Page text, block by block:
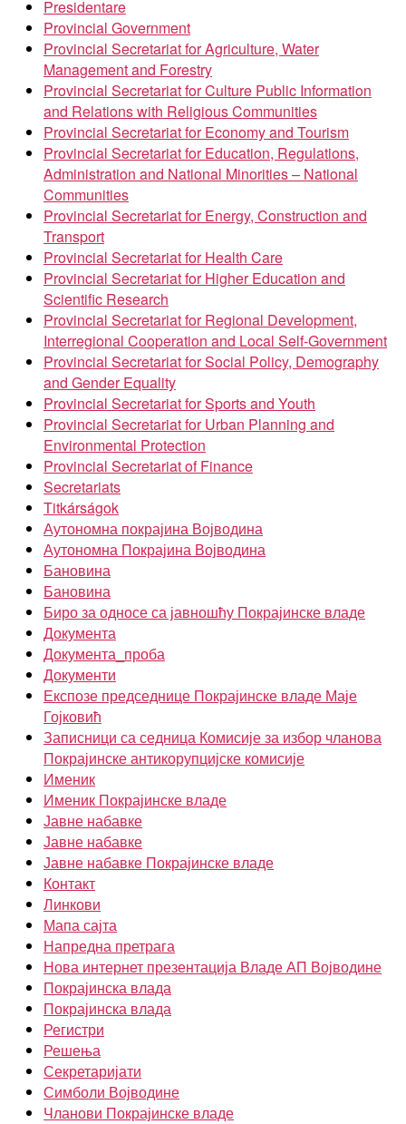
Presidentare
Provincial Government
Provincial Secretariat for Agriculture, Water
Management and Forestry
Provincial Secretariat for Culture Public Information
and Relations with Religious Communities
Provincial Secretariat for Economy and Tourism
Provincial Secretariat for Education, Regulations,
Administration and National Minorities – National
Communities
Provincial Secretariat for Energy, Construction and
Transport
Provincial Secretariat for Health Care
Provincial Secretariat for Higher Education and
Scientific Research
Provincial Secretariat for Regional Development,
Interregional Cooperation and Local Self-Government
Provincial Secretariat for Social Policy, Demography
and Gender Equality
Provincial Secretariat for Sports and Youth
Provincial Secretariat for Urban Planning and
Environmental Protection
Provincial Secretariat of Finance
Secretariats
Titkárságok
Аутономна покрајина Војводина
Аутономна Покрајина Војводина
Бановина
Бановина
Биро за односе са јавношћу Покрајинске владе
Документа
Документа_проба
Документи
Експозе председнице Покрајинске владе Маје
Гојковић
Записници са седница Комисије за избор чланова
Покрајинске антикорупцијске комисије
Именик
Именик Покрајинске владе
Јавне набавке
Јавне набавке
Јавне набавке Покрајинске владе
Контакт
Линкови
Мапа сајта
Напредна претрага
Нова интернет презентација Владе АП Војводине
Покрајинска влада
Покрајинска влада
Регистри
Решења
Секретаријати
Симболи Војводине
Чланови Покрајинске владе